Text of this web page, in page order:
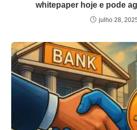
whitepaper hoje e pode
julho 28,